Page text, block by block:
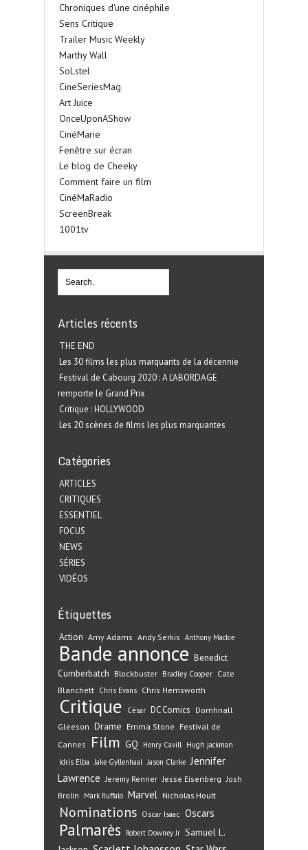
Chroniques d'une cinéphile
Sens Critique
Trailer Music Weekly
Marthy Wall
SoLstel
CineSeriesMag
Art Juice
OnceUponAShow
CinéMarie
Fenêtre sur écran
Le blog de Cheeky
Comment faire un film
CinéMaRadio
ScreenBreak
1001tv
Articles récents
THE END
Les 30 films les plus marquants de la décennie
Festival de Cabourg 2020 : A L’ABORDAGE
remporte le Grand Prix
Critique : HOLLYWOOD
Les 20 scènes de films les plus marquantes
Catégories
ARTICLES
CRITIQUES
ESSENTIEL
FOCUS
NEWS
SÉRIES
VIDÉOS
Étiquettes
Action Amy Adams Andy Serkis Anthony Mackie
Bande annonce Benedict
Cumberbatch Blockbuster Bradley Cooper Cate
Blanchett Chris Evans Chris Hemsworth
Critique César DC Comics Domhnall
Gleeson Drame Emma Stone Festival de
Cannes
Film GQ Henry Cavill Hugh jackman
Idris Elba Jake Gyllenhaal Jason Clarke Jennifer
Lawrence Jeremy Renner Jesse Eisenberg Josh
Brolin
Mark Ruffalo Marvel Nicholas Hoult
Nominations Oscar Isaac Oscars
Palmarès Robert Downey Jr Samuel L.